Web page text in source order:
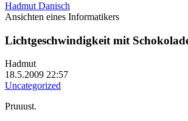
Hadmut Danisch
Ansichten eines Informatikers
Lichtgeschwindigkeit mit
Hadmut
18.5.2009 22:57
Uncategorized
Pruuust.